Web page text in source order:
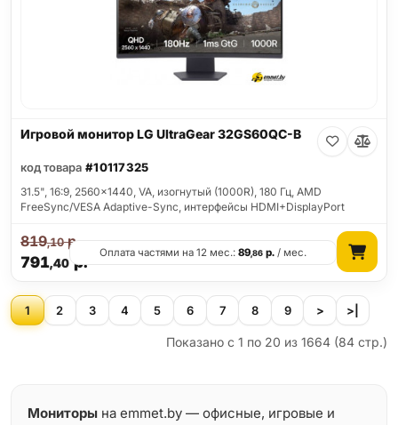
Игровой монитор LG UltraGear 32GS60QC-B
код товара #10117325
31.5", 16:9, 2560x1440, VA, изогнутый (1000R), 180 Гц, AMD
FreeSync/VESA Adaptive-Sync, интерфейсы HDMI+DisplayPort
791,40р.
819,10р.
Оплата частями на 12 мес.:89,86 р. / мес.
1 2 3 4 5 6 7 8 9 > >|
Показано с 1 по 20 из 1664 (84 стр.)
Мониторы на emmet.by — офисные, игровые и